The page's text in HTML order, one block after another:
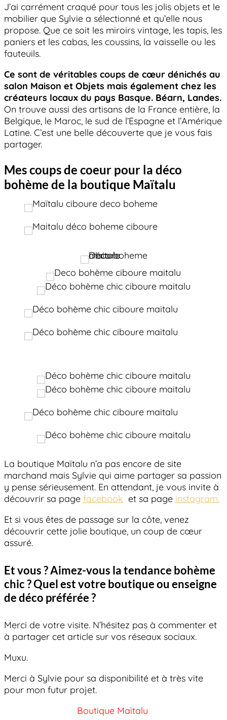
J’ai carrément craqué pour tous les jolis objets et le
mobilier que Sylvie a sélectionné et qu’elle nous
propose. Que ce soit les miroirs vintage, les tapis, les
paniers et les cabas, les coussins, la vaisselle ou les
fauteuils.
Ce sont de véritables coups de cœur dénichés au
salon Maison et Objets mais également chez les
créateurs locaux du pays Basque. Béarn, Landes.
On trouve aussi des artisans de la France entière, la
Belgique, le Maroc, le sud de l’Espagne et l’Amérique
Latine. C’est une belle découverte que je vous fais
partager.
Mes coups de coeur pour la déco
bohème de la boutique Maïtalu
La boutique Maïtalu n’a pas encore de site
marchand mais Sylvie qui aime partager sa passion
y pense sérieusement. En attendant, je vous invite à
découvrir sa page facebook et sa page instagram.
Et si vous êtes de passage sur la côte, venez
découvrir cette jolie boutique, un coup de cœur
assuré.
Et vous ? Aimez-vous la tendance bohème
chic ? Quel est votre boutique ou enseigne
de déco préférée ?
Merci de votre visite. N’hésitez pas à commenter et
à partager cet article sur vos réseaux sociaux.
Muxu.
Merci à Sylvie pour sa disponibilité et à très vite
pour mon futur projet.
Boutique Maïtalu